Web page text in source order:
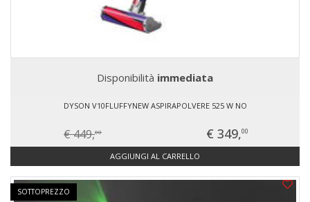
Disponibilità immediata
DYSON V10FLUFFYNEW ASPIRAPOLVERE 525 W NO
€ 449,00 € 349,00
AGGIUNGI AL CARRELLO
SOTTOPREZZO